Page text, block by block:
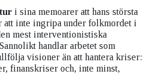
i sina memoarer att hans största
att inte ingripa under folkmordet i
mest interventionistiska
handlar arbetet som
visioner än att hantera kriser:
finanskriser och, inte minst,